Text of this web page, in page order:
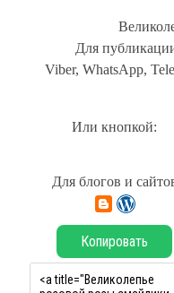
Для
Viber, WhatsApp,
Или кнопкой:
Для блогов и
Копировать